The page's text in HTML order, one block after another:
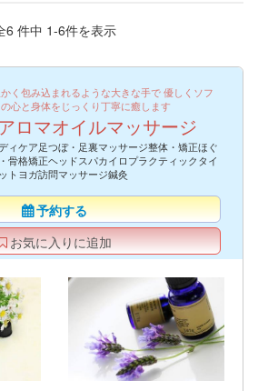
6 件中 1-6件を表示
く包み込まれるような大きな手で 優しくソフ
心と身体をじっくり丁寧に癒します
ロマオイルマッサージ
ィケア足つぼ・足裏マッサージ整体・矯正ほぐ
骨格矯正ヘッドスパカイロプラクティックタイ
トヨガ訪問マッサージ鍼灸
予約する
お気に入りに追加